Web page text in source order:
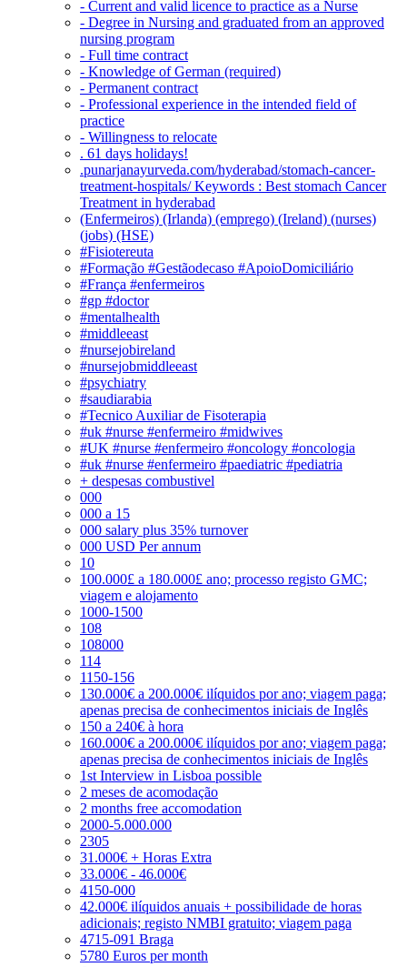
- Current and valid licence to practice as a Nurse
- Degree in Nursing and graduated from an approved
nursing program
- Full time contract
- Knowledge of German (required)
- Permanent contract
- Professional experience in the intended field of
practice
- Willingness to relocate
. 61 days holidays!
.punarjanayurveda.com/hyderabad/stomach-cancer-
treatment-hospitals/ Keywords : Best stomach Cancer
Treatment in hyderabad
(Enfermeiros) (Irlanda) (emprego) (Ireland) (nurses)
(jobs) (HSE)
#Fisiotereuta
#Formação #Gestãodecaso #ApoioDomiciliário
#França #enfermeiros
#gp #doctor
#mentalhealth
#middleeast
#nursejobireland
#nursejobmiddleeast
#psychiatry
#saudiarabia
#Tecnico Auxiliar de Fisoterapia
#uk #nurse #enfermeiro #midwives
#UK #nurse #enfermeiro #oncology #oncologia
#uk #nurse #enfermeiro #paediatric #pediatria
+ despesas combustivel
000
000 a 15
000 salary plus 35% turnover
000 USD Per annum
10
100.000£ a 180.000£ ano; processo registo GMC;
viagem e alojamento
1000-1500
108
108000
114
1150-156
130.000€ a 200.000€ ilíquidos por ano; viagem paga;
apenas precisa de conhecimentos iniciais de Inglês
150 a 240€ à hora
160.000€ a 200.000€ ilíquidos por ano; viagem paga;
apenas precisa de conhecimentos iniciais de Inglês
1st Interview in Lisboa possible
2 meses de acomodação
2 months free accomodation
2000-5.000.000
2305
31.000€ + Horas Extra
33.000€ - 46.000€
4150-000
42.000€ ilíquidos anuais + possibilidade de horas
adicionais; registo NMBI gratuito; viagem paga
4715-091 Braga
5780 Euros per month